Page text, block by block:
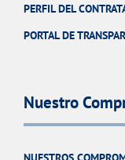
PERFIL DEL
PORTAL DE
Nuestro